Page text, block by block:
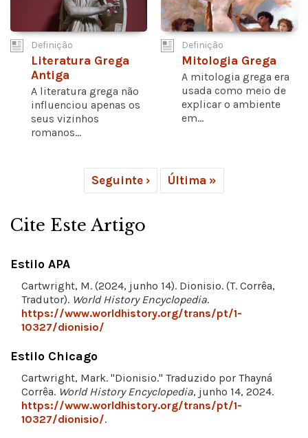
Definição
Literatura Grega
Antiga
A literatura grega não
influenciou apenas os
seus vizinhos
romanos...
Definição
Mitologia Grega
A mitologia grega era
usada como meio de
explicar o ambiente
em...
Seguinte › Última »
Cite Este Artigo
Estilo APA
Cartwright, M. (2024, junho 14). Dionisio. (T. Corrêa,
Tradutor). World History Encyclopedia.
https://www.worldhistory.org/trans/pt/1-
10327/dionisio/
Estilo Chicago
Cartwright, Mark. "Dionisio." Traduzido por Thayná
Corrêa. World History Encyclopedia, junho 14, 2024.
https://www.worldhistory.org/trans/pt/1-
10327/dionisio/.